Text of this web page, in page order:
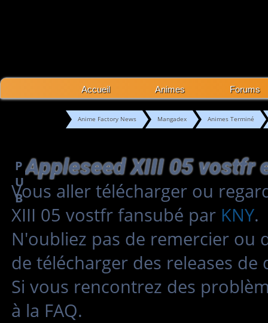
Accueil Animes Forums
Anime Factory News Mangadex Animes Terminé
P
U
B
Vous aller télécharger ou
XIII 05 vostfr fansubé par KNY.
N'oubliez pas de remercier ou
de télécharger des releases de
Si vous rencontrez des
à la FAQ.